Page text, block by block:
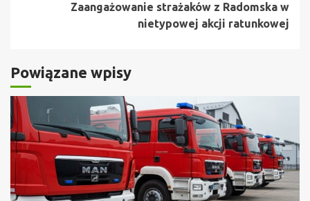
Zaangażowanie strażaków z Radomska w
nietypowej akcji ratunkowej
Powiązane wpisy